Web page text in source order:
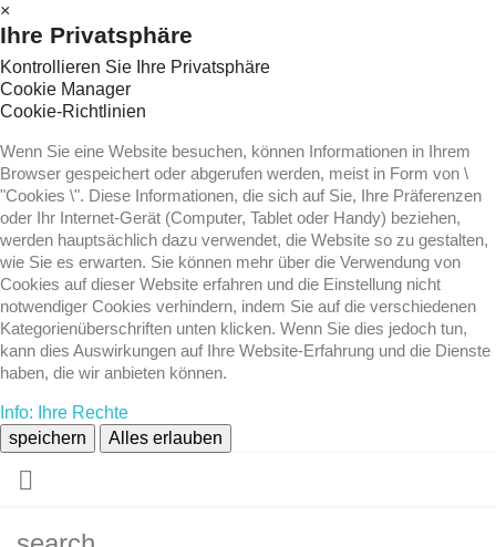
×
Ihre Privatsphäre
Kontrollieren Sie Ihre Privatsphäre
Cookie Manager
Cookie-Richtlinien
Wenn Sie eine Website besuchen, können Informationen in Ihrem
Browser gespeichert oder abgerufen werden, meist in Form von \
"Cookies \". Diese Informationen, die sich auf Sie, Ihre Präferenzen
oder Ihr Internet-Gerät (Computer, Tablet oder Handy) beziehen,
werden hauptsächlich dazu verwendet, die Website so zu gestalten,
wie Sie es erwarten. Sie können mehr über die Verwendung von
Cookies auf dieser Website erfahren und die Einstellung nicht
notwendiger Cookies verhindern, indem Sie auf die verschiedenen
Kategorienüberschriften unten klicken. Wenn Sie dies jedoch tun,
kann dies Auswirkungen auf Ihre Website-Erfahrung und die Dienste
haben, die wir anbieten können.
Info: Ihre Rechte
speichern
Alles erlauben
